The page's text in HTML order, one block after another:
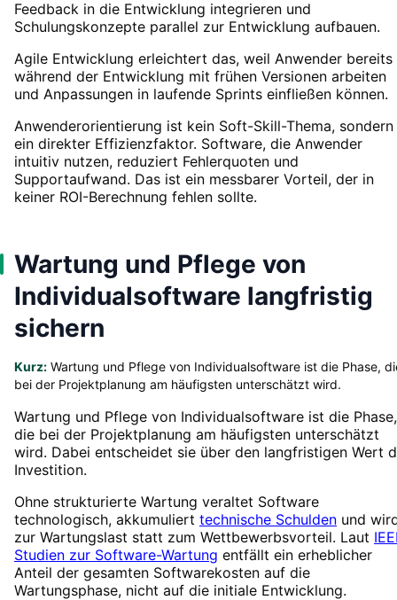
Feedback in die Entwicklung integrieren und
Schulungskonzepte parallel zur Entwicklung aufbauen.
Agile Entwicklung erleichtert das, weil Anwender bereits
während der Entwicklung mit frühen Versionen arbeiten
und Anpassungen in laufende Sprints einfließen können.
Anwenderorientierung ist kein Soft-Skill-Thema, sondern
ein direkter Effizienzfaktor. Software, die Anwender
intuitiv nutzen, reduziert Fehlerquoten und
Supportaufwand. Das ist ein messbarer Vorteil, der in
keiner ROI-Berechnung fehlen sollte.
Wartung und Pflege von
Individualsoftware langfristig
sichern
Kurz: Wartung und Pflege von Individualsoftware ist die Phase,
bei der Projektplanung am häufigsten unterschätzt wird.
Wartung und Pflege von Individualsoftware ist die Phase,
die bei der Projektplanung am häufigsten unterschätzt
wird. Dabei entscheidet sie über den langfristigen Wert
Investition.
Ohne strukturierte Wartung veraltet Software
technologisch, akkumuliert technische Schulden und
zur Wartungslast statt zum Wettbewerbsvorteil. Laut
Studien zur Software-Wartung entfällt ein erheblicher
Anteil der gesamten Softwarekosten auf die
Wartungsphase, nicht auf die initiale Entwicklung.